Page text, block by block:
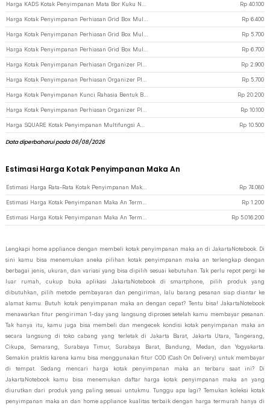
Rp 40.100
Rp 6.400
Rp 5.700
Rp 6.700
Rp 2.900
Rp 5.700
Rp 20.200
Rp 10.100
Rp 10.500
Data diperbaharui pada 06/08/2026
Estimasi Harga Kotak Penyimpanan Maka An
Rp 74.080
Rp 1.200
Rp 5.016.200
Lengkapi home appliance dengan membeli kotak penyimpanan maka an di JakartaNotebook. Di
sini kamu bisa menemukan aneka pilihan kotak penyimpanan maka an terlengkap dengan
berbagai jenis, ukuran, dan variasi yang bisa dipilih sesuai kebutuhan. Tak perlu repot pergi ke
luar rumah, cukup buka aplikasi JakartaNotebook di smartphone, pilih produk yang
dibutuhkan, pilih metode pembayaran dan pengiriman, lalu barang pesanan siap diantar ke
alamat kamu. Butuh kotak penyimpanan maka an dengan cepat? Tentu bisa! JakartaNotebook
menawarkan fitur pengiriman 1-day yang langsung diproses setelah kamu membayar pesanan.
Tak hanya itu, kamu juga bisa membeli dan mengecek kondisi kotak penyimpanan maka an
secara langsung di toko cabang yang terletak di Jakarta Barat, Jakarta Utara, Tangerang,
Cikupa, Semarang, Surabaya Timur, Surabaya Barat, Bandung, Medan, dan Yogyakarta.
Semakin praktis karena kamu bisa menggunakan fitur COD (Cash On Delivery) untuk membayar
di tempat. Sedang mencari harga kotak penyimpanan maka an terbaru saat ini? Di
JakartaNotebook kamu bisa menemukan daftar harga kotak penyimpanan maka an yang
diurutkan dari produk yang paling sesuai untukmu. Tunggu apa lagi? Temukan koleksi kotak
penyimpanan maka an dan home appliance kualitas terbaik dengan harga termurah hanya di